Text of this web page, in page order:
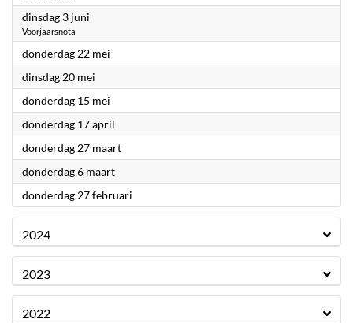
dinsdag 3 juni
Voorjaarsnota
donderdag 22 mei
dinsdag 20 mei
donderdag 15 mei
donderdag 17 april
donderdag 27 maart2025
donderdag 6 maart2025
donderdag 27 februari
2024
2023
2022